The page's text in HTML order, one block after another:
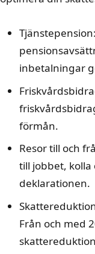
inbetalningar
förmån.
Resor till och
till jobbet, kolla
deklarationen.
Från och med